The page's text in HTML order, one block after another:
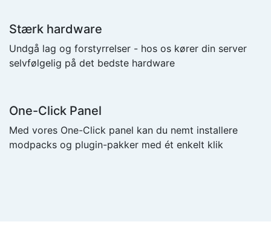
Stærk hardware
Undgå lag og forstyrrelser - hos os kører din server
selvfølgelig på det bedste hardware
One-Click Panel
Med vores One-Click panel kan du nemt installere
modpacks og plugin-pakker med ét enkelt klik